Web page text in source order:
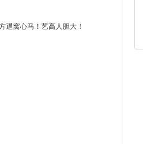
退窝心马！艺高人胆大！